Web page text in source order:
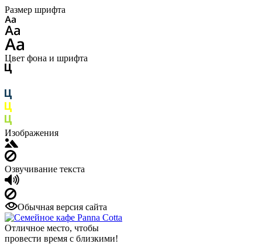
Размер шрифта
Цвет фона и шрифта
Изображения
Озвучивание текста
Обычная версия сайта
Отличное место, чтобы
провести время с близкими!